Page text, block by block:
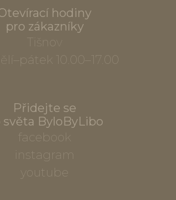
hodiny
pro zákazníky
Tišnov
10.00–17.00
Přidejte se
světa ByloByLibo
facebook
instagram
youtube